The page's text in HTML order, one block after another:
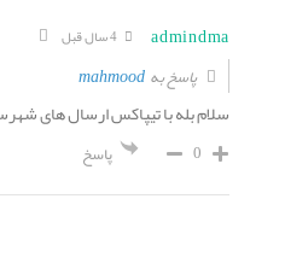
admindma
پاسخ بهmahmood
سلام بله با تیپاکس ارسال های
0 پاسخ